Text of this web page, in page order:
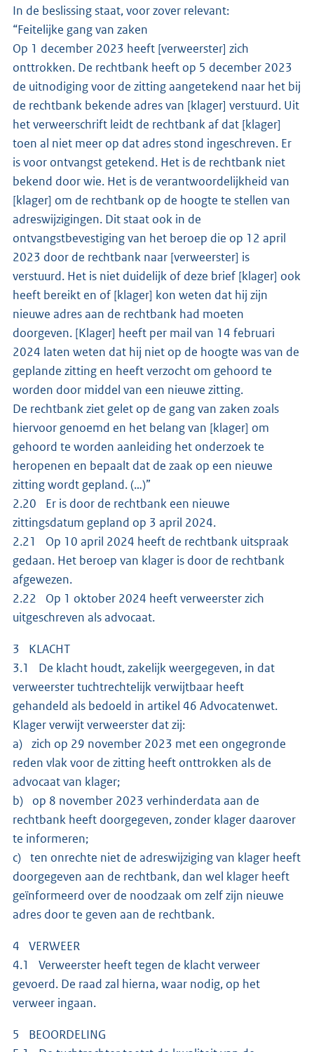
In de beslissing staat, voor zover relevant:
“Feitelijke gang van zaken
Op 1 december 2023 heeft [verweerster] zich
onttrokken. De rechtbank heeft op 5 december 2023
de uitnodiging voor de zitting aangetekend naar het bij
de rechtbank bekende adres van [klager] verstuurd. Uit
het verweerschrift leidt de rechtbank af dat [klager]
toen al niet meer op dat adres stond ingeschreven. Er
is voor ontvangst getekend. Het is de rechtbank niet
bekend door wie. Het is de verantwoordelijkheid van
[klager] om de rechtbank op de hoogte te stellen van
adreswijzigingen. Dit staat ook in de
ontvangstbevestiging van het beroep die op 12 april
2023 door de rechtbank naar [verweerster] is
verstuurd. Het is niet duidelijk of deze brief [klager] ook
heeft bereikt en of [klager] kon weten dat hij zijn
nieuwe adres aan de rechtbank had moeten
doorgeven. [Klager] heeft per mail van 14 februari
2024 laten weten dat hij niet op de hoogte was van de
geplande zitting en heeft verzocht om gehoord te
worden door middel van een nieuwe zitting.
De rechtbank ziet gelet op de gang van zaken zoals
hiervoor genoemd en het belang van [klager] om
gehoord te worden aanleiding het onderzoek te
heropenen en bepaalt dat de zaak op een nieuwe
zitting wordt gepland. (…)”
2.20 Er is door de rechtbank een nieuwe
zittingsdatum gepland op 3 april 2024.
2.21 Op 10 april 2024 heeft de rechtbank uitspraak
gedaan. Het beroep van klager is door de rechtbank
afgewezen.
2.22 Op 1 oktober 2024 heeft verweerster zich
uitgeschreven als advocaat.
3 KLACHT
3.1 De klacht houdt, zakelijk weergegeven, in dat
verweerster tuchtrechtelijk verwijtbaar heeft
gehandeld als bedoeld in artikel 46 Advocatenwet.
Klager verwijt verweerster dat zij:
a) zich op 29 november 2023 met een ongegronde
reden vlak voor de zitting heeft onttrokken als de
advocaat van klager;
b) op 8 november 2023 verhinderdata aan de
rechtbank heeft doorgegeven, zonder klager daarover
te informeren;
c) ten onrechte niet de adreswijziging van klager heeft
doorgegeven aan de rechtbank, dan wel klager heeft
geïnformeerd over de noodzaak om zelf zijn nieuwe
adres door te geven aan de rechtbank.
4 VERWEER
4.1 Verweerster heeft tegen de klacht verweer
gevoerd. De raad zal hierna, waar nodig, op het
verweer ingaan.
5 BEOORDELING